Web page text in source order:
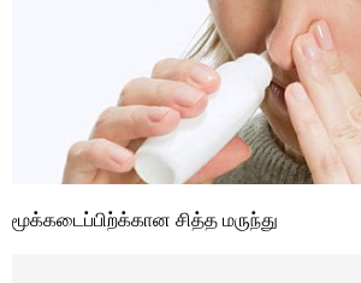
மூக்கடைப்பிற்க்கான சித்த மருந்து